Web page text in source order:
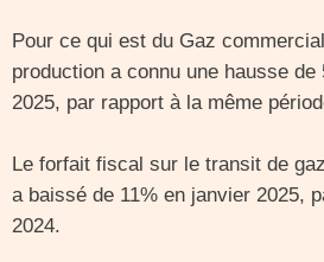
Pour ce qui est du Gaz
production a connu une hausse
2025, par rapport à la même
Le forfait fiscal sur le transit de
a baissé de 11% en janvier 2025,
2024.